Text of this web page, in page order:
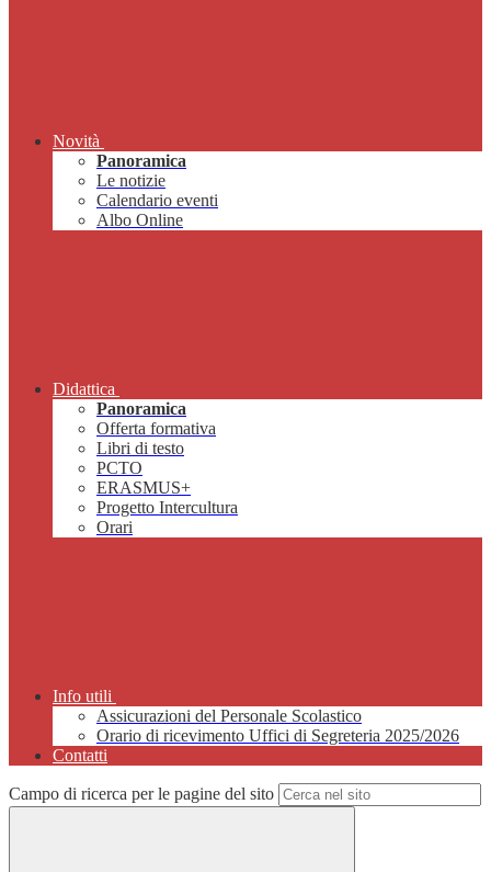
Novità
Panoramica
Le notizie
Calendario eventi
Albo Online
Didattica
Panoramica
Offerta formativa
Libri di testo
PCTO
ERASMUS+
Progetto Intercultura
Orari
Info utili
Assicurazioni del Personale Scolastico
Orario di ricevimento Uffici di Segreteria 2025/2026
Contatti
Campo di ricerca per le pagine del sito